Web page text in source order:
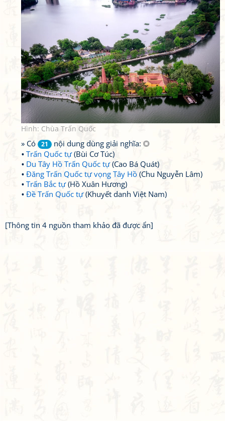
Hình: Chùa Trấn Quốc
» Có 21
nội dung dùng giải nghĩa:
Trấn Quốc tự(Bùi Cơ Túc)
Du Tây Hồ Trấn Quốc tự(Cao Bá Quát)
Đăng Trấn Quốc tự vọng Tây Hồ (Chu Nguyễn Lâm)
Trấn Bắc tự(Hồ Xuân Hương)
Đề Trấn Quốc tự(Khuyết danh Việt Nam)
[Thông tin 4 nguồn tham khảo đã được ẩn]